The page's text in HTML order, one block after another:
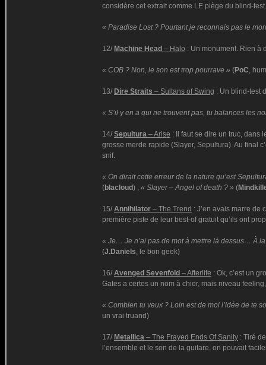
considère cet extrait comme LE piège du blind-
« Paradise Lost ? Pourtant je reconnais pas le
12/ Machine Head – Halo : Un monument. Rien à
« COB ? Non, le son est trop pourrave » (PoC,
13/ Dire Straits – Sultans of Swing : Un blind-test
« S’il y en a qui ne trouvent pas, tu balances les
14/ Sepultura – Arise : Il faut se dire un truc, dans
grosse merde rapide (Slayer, Sepultura). Au final
snif.
« On dirait cette erreur de la nature qu’est
(blacloud) ; « Slayer – Angel of death ? » (
15/ Annihilator – The Trend : J’en avais marre de
première piste de leur best-of gratuit qu’ils ont
« Je… Je n’ai pas de mot à mettre là dessus… À
(J.Daniels, le bon geek)
16/ Avenged Sevenfold – Afterlife : Ok, c’est un
Gates a certes un nom à chier, mais niveau
« Combien tu veux ? Loin est de moi l’idée de te
un vrai truand)
17/ Metallica – The Frayed Ends Of Sanity : Tiré
l’ensemble et le son de la guitare, on pouvait